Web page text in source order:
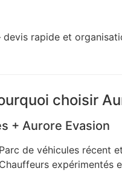
rapide et
choisir
+ Aurore Evasion
Parc de véhicules récent
Chauffeurs expérimentés